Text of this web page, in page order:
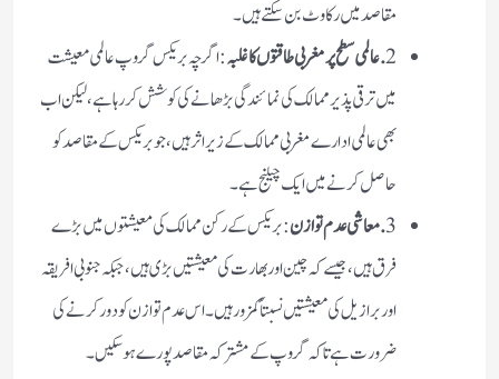
مقاصد میں رکاوٹ بن سکتے ہیں۔
2. عالمی سطح پر مغربی طاقتوں کا غلبہ: اگرچہ بریکس گروپ عالمی معیشت
میں ترقی پذیر ممالک کی نمائندگی بڑھانے کی کوشش کر رہا ہے، لیکن اب
بھی عالمی ادارے مغربی ممالک کے زیر اثر ہیں، جو بریکس کے مقاصد کو
حاصل کرنے میں ایک چیلنج ہے۔
3. معاشی عدم توازن: بریکس کے رکن ممالک کی معیشتوں میں بڑے
فرق ہیں، جیسے کہ چین اور بھارت کی معیشتیں بڑی ہیں، جبکہ جنوبی افریقہ
اور برازیل کی معیشتیں نسبتاً کمزور ہیں۔ اس عدم توازن کو دور کرنے کی
ضرورت ہے تاکہ گروپ کے مشترکہ مقاصد پورے ہو سکیں۔